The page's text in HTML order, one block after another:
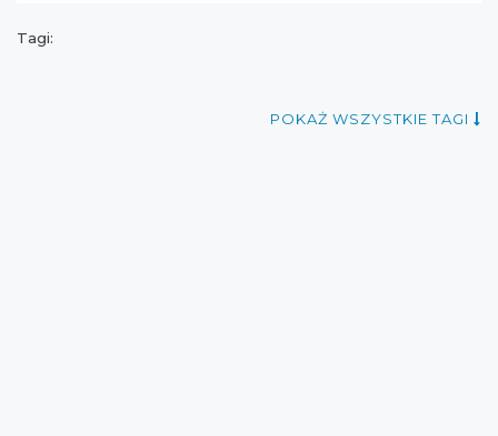
Tagi:
POKAŻ WSZYSTKIE TAGI